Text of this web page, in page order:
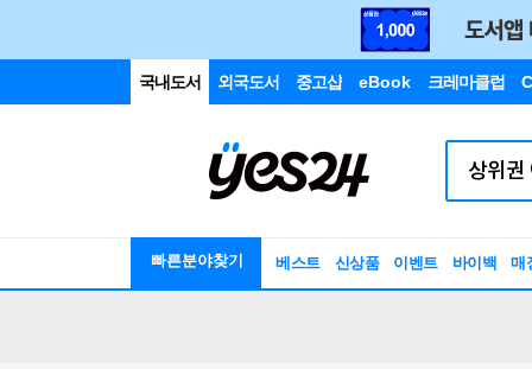
국내도서 외국도서 중고샵 eBook 크레마클럽
빠른분야찾기 베스트 신상품 이벤트 바이백 매